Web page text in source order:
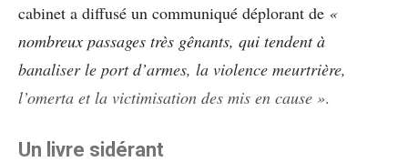
cabinet a diffusé un communiqué déplorant de «
nombreux passages très gênants, qui tendent à
banaliser le port d’armes, la violence meurtrière,
l’omerta et la victimisation des mis en cause ».
Un livre sidérant